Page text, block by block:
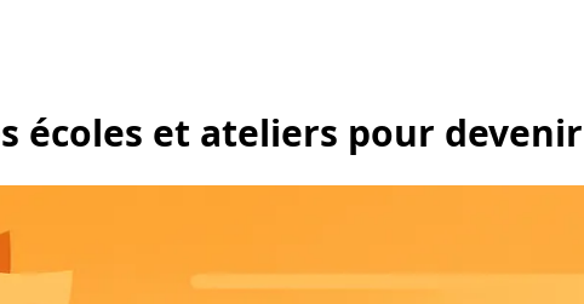
écoles et ateliers pour